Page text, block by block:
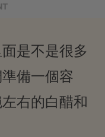
是不是很多
備一個容
右的白醋和